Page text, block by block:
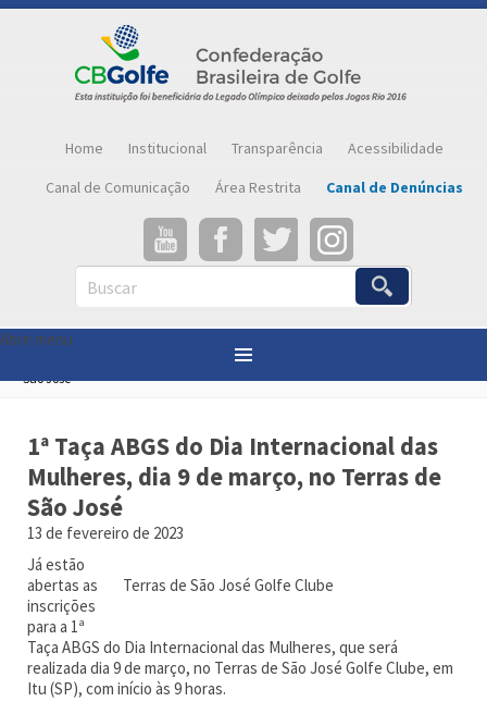
Home Institucional Transparência
Acessibilidade
Canal de Comunicação
Área Restrita Canal de Denúncias
Buscar
Abrir menu
Você está aqui: Notícias
1ª Taça ABGS do Dia Internacional das Mulheres, dia 9 de março, no Terras de
São José
1ª Taça ABGS do Dia Internacional das
Mulheres, dia 9 de março, no Terras de
São José
13 de fevereiro de 2023
Terras de São José Golfe Clube
Já estão
abertas as
inscrições
para a 1ª
Taça ABGS do Dia Internacional das Mulheres, que será
realizada dia 9 de março, no Terras de São José Golfe Clube, em
Itu (SP), com início às 9 horas.